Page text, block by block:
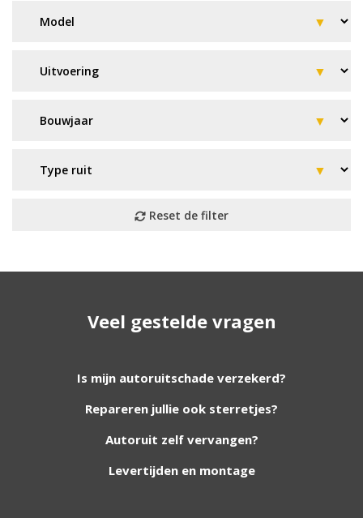
verder!
Wij zijn continu bezig met het toevoegen van
ruit er niet tussen? Grote kans dat wij deze wel
hebben. Vul het formulier in en wij nemen
Veel gestelde vragen
Is mijn autoruitschade verzekerd?
Repareren jullie ook sterretjes?
Autoruit zelf vervangen?
Levertijden en montage